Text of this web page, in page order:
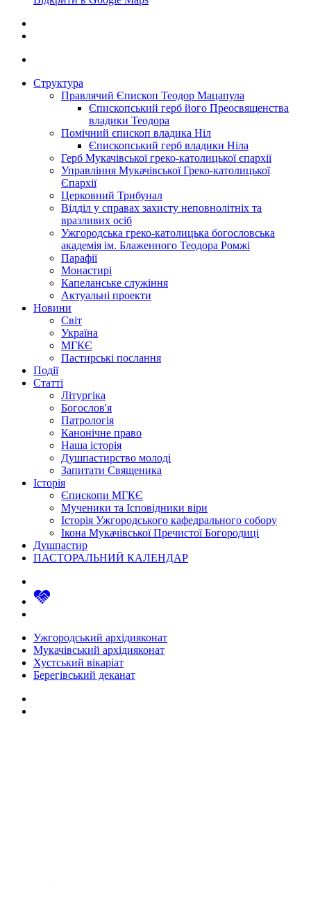
Структура
Правлячий Єпископ Теодор Мацапула
Єпископський герб його Преосвященства
владики Теодора
Помічний єпископ владика Ніл
Єпископський герб владики Ніла
Герб Мукачівської греко-католицької єпархії
Управління Мукачівської Греко-католицької
Єпархії
Церковний Трибунал
Відділ у справах захисту неповнолітніх та
вразливих осіб
Ужгородська греко-католицька богословська
академія ім. Блаженного Теодора Ромжі
Парафії
Монастирі
Капеланське служіння
Актуальні проекти
Новини
Світ
Україна
МГКЄ
Пастирські послання
Події
Статті
Літургіка
Богослов'я
Патрологія
Канонічне право
Наша історія
Душпастирство молоді
Запитати Священика
Історія
Єпископи МГКЄ
Мученики та Ісповідники віри
Історія Ужгородського кафедрального собору
Ікона Мукачівської Пречистої Богородиці
Душпастир
ПАСТОРАЛЬНИЙ КАЛЕНДАР
Ужгородський архідияконат
Мукачівський архідияконат
Хустський вікаріат
Берегівський деканат